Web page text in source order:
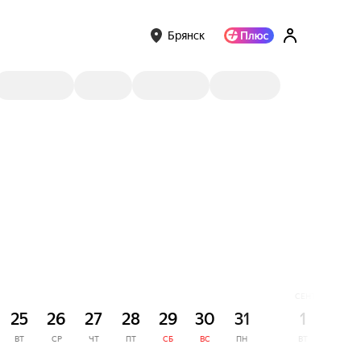
Брянск
25
ВТ
26
СР
27
ЧТ
28
ПТ
29
СБ
30
ВС
31
ПН
1
ВТ